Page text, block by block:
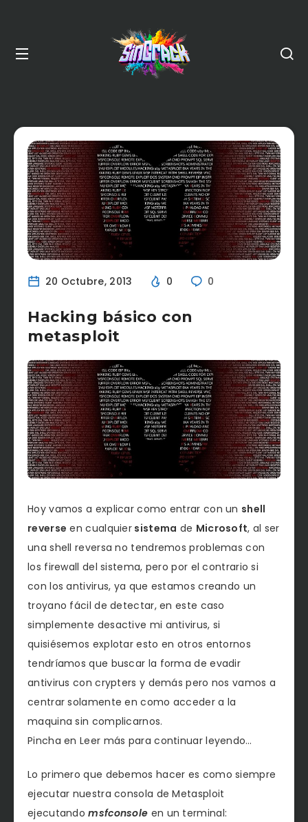
20 Octubre, 2013 0 0
Hacking básico con
metasploit
Hoy vamos a explicar como entrar con un shell
reverse en cualquier sistema de Microsoft, al ser
una shell reversa no tendremos problemas con
los firewall del sistema, pero por el contrario si
con los antivirus, ya que estamos creando un
troyano fácil de detectar, en este caso
simplemente desactive mi antivirus, si
quisiésemos explotar esto en otros entornos
tendríamos que buscar la forma de evadir
antivirus con crypters y demás pero nos vamos a
centrar solamente en como acceder a la
maquina sin complicarnos.
Pincha en Leer más para continuar leyendo…
Lo primero que debemos hacer es como siempre
ejecutar nuestra consola de Metasploit
ejecutandomsfconsole en un terminal: